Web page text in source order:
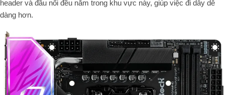
header và đầu nối đều nằm trong khu vực này, giúp việc đi dây dễ
dàng hơn.